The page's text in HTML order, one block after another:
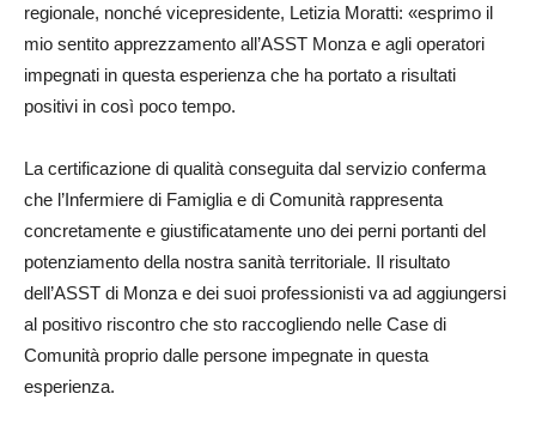
regionale, nonché vicepresidente, Letizia Moratti: «esprimo il
mio sentito apprezzamento all’ASST Monza e agli operatori
impegnati in questa esperienza che ha portato a risultati
positivi in così poco tempo.
La certificazione di qualità conseguita dal servizio conferma
che l’Infermiere di Famiglia e di Comunità rappresenta
concretamente e giustificatamente uno dei perni portanti del
potenziamento della nostra sanità territoriale. Il risultato
dell’ASST di Monza e dei suoi professionisti va ad aggiungersi
al positivo riscontro che sto raccogliendo nelle Case di
Comunità proprio dalle persone impegnate in questa
esperienza.